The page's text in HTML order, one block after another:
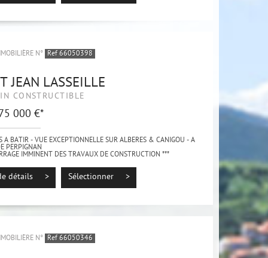
N° Ref 66050398
JEAN LASSEILLE
CONSTRUCTIBLE
000 €*
A BATIR - VUE EXCEPTIONNELLE SUR ALBERES & CANIGOU - A
PERPIGNAN
IMMINENT DES TRAVAUX DE CONSTRUCTION ***
la charmante commune de Saint-Jean-Lasseille, terrains à
une...
détails > Sélectionner >
N° Ref 66050346